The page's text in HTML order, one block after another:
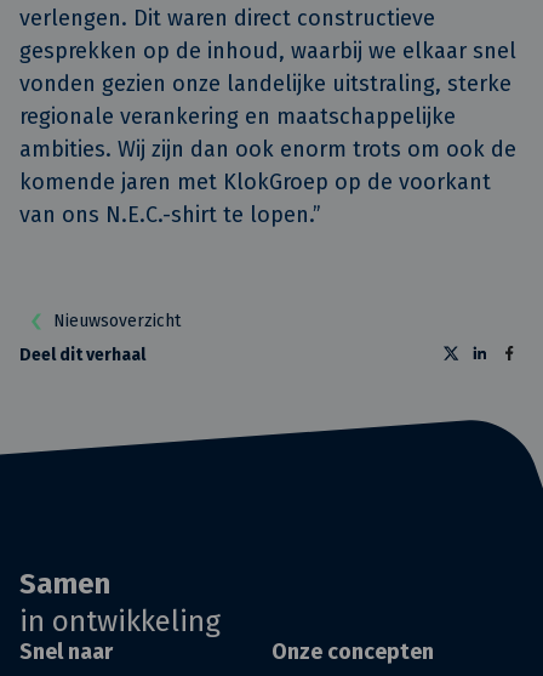
verlengen. Dit waren direct constructieve
gesprekken op de inhoud, waarbij we elkaar snel
vonden gezien onze landelijke uitstraling, sterke
regionale verankering en maatschappelijke
ambities. Wij zijn dan ook enorm trots om ook de
komende jaren met KlokGroep op de voorkant
van ons N.E.C.-shirt te lopen.”
Nieuwsoverzicht
Deel dit verhaal
Samen
in ontwikkeling
Snel naar Onze concepten